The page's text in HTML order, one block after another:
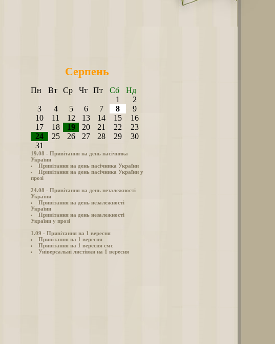
Серпень
Пн Вт Ср Чт Пт Сб
Нд
1
2
3
4 5 6 7 8
9
10
11 12 13 14 15
16
17
18 19 20 21 22
23
24
25 26 27 28 29
30
31
19.08 - Привітання на день пасічника
України
Привітання на день пасічника України
Привітання на день пасічника України у
прозі
24.08 - Привітання на день незалежності
України
Привітання на день незалежності
України
Привітання на день незалежності
України у прозі
1.09 - Привітання на 1 вересня
Привітання на 1 вересня
Привітання на 1 вересня смс
Універсальні листівки на 1 вересня